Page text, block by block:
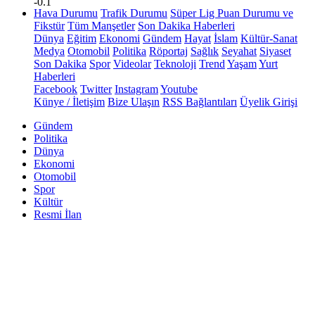
Hava Durumu Trafik Durumu Süper Lig Puan Durumu ve
Fikstür Tüm Manşetler Son Dakika Haberleri
Dünya Eğitim Ekonomi Gündem Hayat İslam Kültür-Sanat
Medya Otomobil Politika Röportaj Sağlık Seyahat Siyaset
Son Dakika Spor Videolar Teknoloji Trend YaşamYurt
Haberleri
Facebook Twitter InstagramYoutube
Künye / İletişim Bize Ulaşın RSS Bağlantıları Üyelik Girişi
Gündem
Politika
Dünya
Ekonomi
Otomobil
Spor
Kültür
Resmi İlan